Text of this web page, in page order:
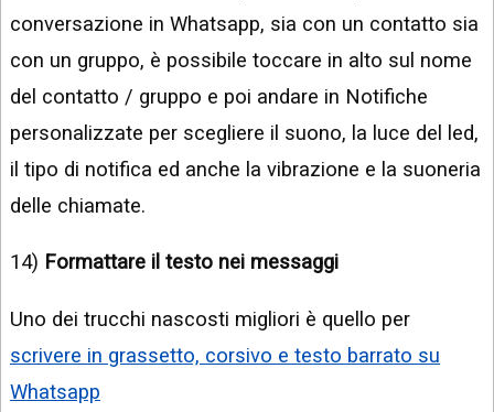
conversazione in Whatsapp, sia con un contatto sia
con un gruppo, è possibile toccare in alto sul nome
del contatto / gruppo e poi andare in Notifiche
personalizzate per scegliere il suono, la luce del led,
il tipo di notifica ed anche la vibrazione e la suoneria
delle chiamate.
14) Formattare il testo nei messaggi
Uno dei trucchi nascosti migliori è quello per
scrivere in grassetto, corsivo e testo barrato su
Whatsapp